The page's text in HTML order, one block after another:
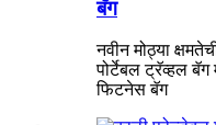
बॅग
नवीन मोठ्या
पोर्टेबल ट्रॅव्हल
फिटनेस बॅग